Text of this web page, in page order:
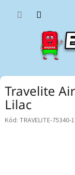
Travelite
Lilac
Kód: TRAVELITE-75340-